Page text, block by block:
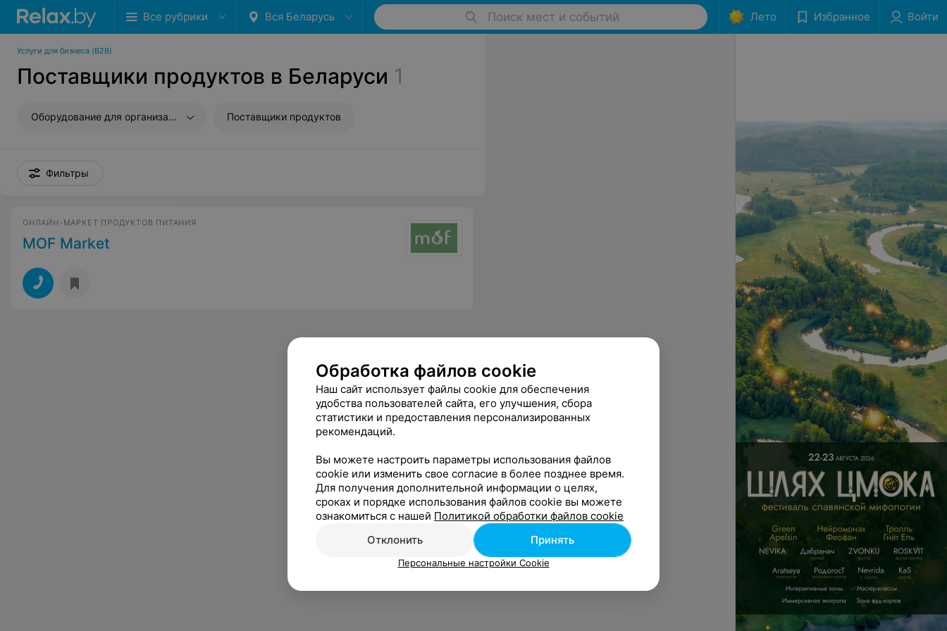
Все рубрики Вся Беларусь Поиск мест и событий Лето Избранное Войти
Услуги для бизнеса (B2B)
Поставщики продуктов в Беларуси 1
Оборудование для организаций Поставщики продуктов
Фильтры
ОНЛАЙН-МАРКЕТ ПРОДУКТОВ ПИТАНИЯ
MOF Market
Обработка файлов cookie
Наш сайт использует файлы cookie для обеспечения
удобства пользователей сайта, его улучшения, сбора
статистики и предоставления персонализированных
рекомендаций.
Вы можете настроить параметры использования файлов
cookie или изменить свое согласие в более позднее время.
Для получения дополнительной информации о целях,
сроках и порядке использования файлов cookie вы можете
ознакомиться с нашей Политикой обработки файлов cookie
Отклонить
Принять
Персональные настройки Cookie